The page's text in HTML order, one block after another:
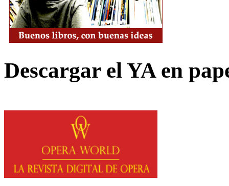
Descargar el YA en